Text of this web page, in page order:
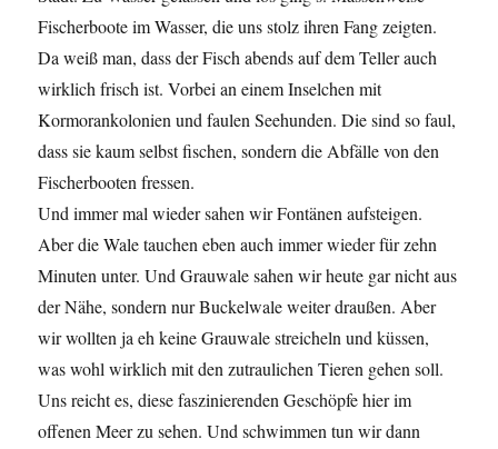
Fischerboote im Wasser, die uns stolz ihren Fang zeigten.
Da weiß man, dass der Fisch abends auf dem Teller auch
wirklich frisch ist. Vorbei an einem Inselchen mit
Kormorankolonien und faulen Seehunden. Die sind so faul,
dass sie kaum selbst fischen, sondern die Abfälle von den
Fischerbooten fressen.
Und immer mal wieder sahen wir Fontänen aufsteigen.
Aber die Wale tauchen eben auch immer wieder für zehn
Minuten unter. Und Grauwale sahen wir heute gar nicht aus
der Nähe, sondern nur Buckelwale weiter draußen. Aber
wir wollten ja eh keine Grauwale streicheln und küssen,
was wohl wirklich mit den zutraulichen Tieren gehen soll.
Uns reicht es, diese faszinierenden Geschöpfe hier im
offenen Meer zu sehen. Und schwimmen tun wir dann